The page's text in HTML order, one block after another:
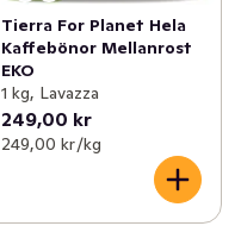
Tierra For Planet Hela
Kaffebönor Mellanrost
EKO
1 kg, Lavazza
249,00 kr
249,00 kr /kg